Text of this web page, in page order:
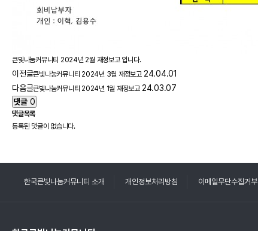
큰빛나눔커뮤니티 2024년 2월 재정보고 입니다.
이전글큰빛나눔커뮤니티 2024년 3월 재정보고 24.04.01
다음글큰빛나눔커뮤니티 2024년 1월 재정보고 24.03.07
댓글 0
댓글목록
등록된 댓글이 없습니다.
한국큰빛나눔커뮤니티 소개 개인정보처리방침 이메일무단수집거부